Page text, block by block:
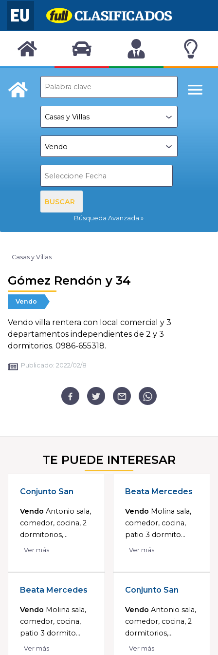
BUSCAR
Búsqueda Avanzada
Casas y Villas
Gómez Rendón y 34
Vendo
Vendo villa rentera con local comercial y 3
departamentos independientes de 2 y 3
dormitorios. 0986-655318.
Publicado: 2022/02/8
TE PUEDE INTERESAR
Conjunto San
Vendo Antonio sala,
comedor, cocina, 2
dormitorios,...
Ver más
Beata Mercedes
Vendo Molina sala,
comedor, cocina,
patio 3 dormito...
Ver más
Beata Mercedes
Vendo Molina sala,
comedor, cocina,
patio 3 dormito...
Ver más
Conjunto San
Vendo Antonio sala,
comedor, cocina, 2
dormitorios,...
Ver más